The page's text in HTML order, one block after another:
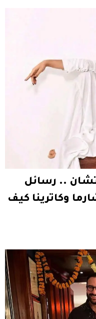
.. رسائل
وكاترينا كيف